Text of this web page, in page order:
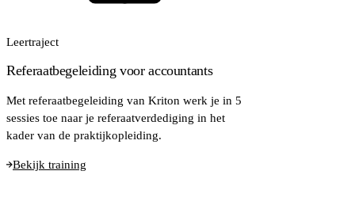
Leertraject
Referaatbegeleiding voor accountants
Met referaatbegeleiding van Kriton werk je in 5
sessies toe naar je referaatverdediging in het
kader van de praktijkopleiding.
Bekijk training